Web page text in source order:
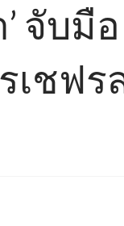
จับมื
เชฟ